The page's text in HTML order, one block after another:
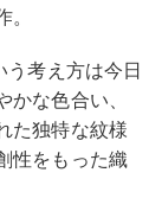
う考え方は今日
な色合い、
た独特な紋様
性をもった織